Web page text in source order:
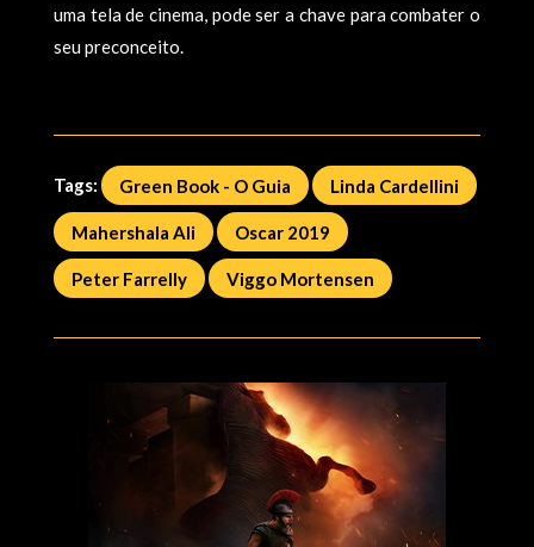
uma tela de cinema, pode ser a chave para combater o
seu preconceito.
Tags: Green Book - O Guia Linda Cardellini
Mahershala Ali Oscar 2019
Peter Farrelly Viggo Mortensen